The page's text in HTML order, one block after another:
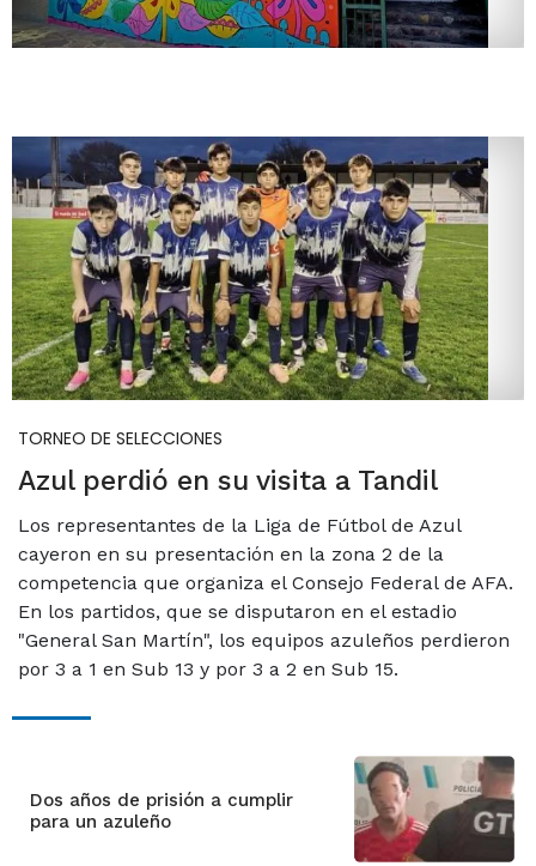
TORNEO DE SELECCIONES
Azul perdió en su visita a Tandil
Los representantes de la Liga de Fútbol de Azul
cayeron en su presentación en la zona 2 de la
competencia que organiza el Consejo Federal de AFA.
En los partidos, que se disputaron en el estadio
"General San Martín", los equipos azuleños perdieron
por 3 a 1 en Sub 13 y por 3 a 2 en Sub 15.
Dos años de prisión a cumplir
para un azuleño